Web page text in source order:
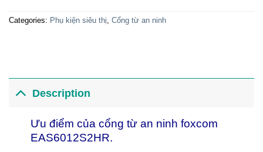
Categories: Phụ kiện siêu thị, Cổng từ an ninh
Description
Ưu điểm của cổng từ an ninh foxcom
EAS6012S2HR.